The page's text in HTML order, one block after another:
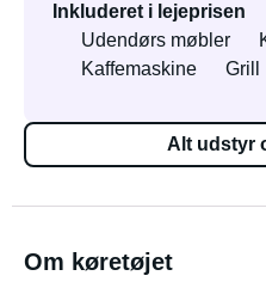
Inkluderet i lejeprisen
Udendørs møbler
Kaffemaskine
Grill
Alt udstyr
Om køretøjet